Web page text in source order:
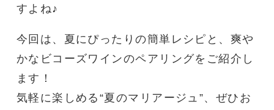
すよね♪
今回は、夏にぴったりの簡単レシピと、爽や
かなビコーズワインのペアリングをご紹介し
ます！
気軽に楽しめる“夏のマリアージュ”、ぜひお